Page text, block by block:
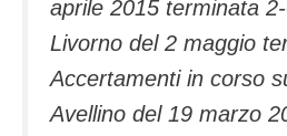
aprile 2015 terminata
Livorno del 2 maggio
Accertamenti in corso
Avellino del 19 marzo